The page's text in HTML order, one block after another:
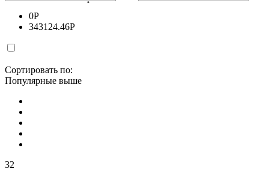
0Р
343124.46Р
Сортировать по:
Популярные выше
32